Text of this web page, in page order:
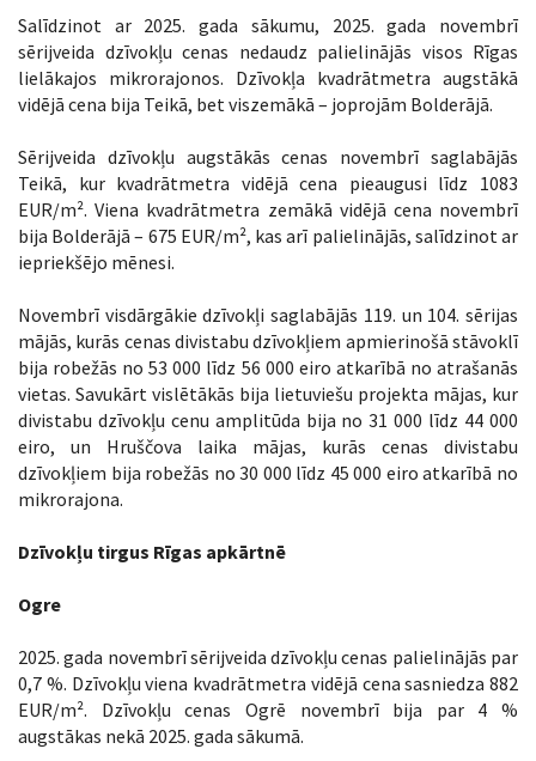
Salīdzinot ar 2025. gada sākumu, 2025. gada novembrī
sērijveida dzīvokļu cenas nedaudz palielinājās visos Rīgas
lielākajos mikrorajonos. Dzīvokļa kvadrātmetra augstākā
vidējā cena bija Teikā, bet viszemākā – joprojām Bolderājā.
Sērijveida dzīvokļu augstākās cenas novembrī saglabājās
Teikā, kur kvadrātmetra vidējā cena pieaugusi līdz 1083
EUR/m². Viena kvadrātmetra zemākā vidējā cena novembrī
bija Bolderājā – 675 EUR/m², kas arī palielinājās, salīdzinot ar
iepriekšējo mēnesi.
Novembrī visdārgākie dzīvokļi saglabājās 119. un 104. sērijas
mājās, kurās cenas divistabu dzīvokļiem apmierinošā stāvoklī
bija robežās no 53 000 līdz 56 000 eiro atkarībā no atrašanās
vietas. Savukārt vislētākās bija lietuviešu projekta mājas, kur
divistabu dzīvokļu cenu amplitūda bija no 31 000 līdz 44 000
eiro, un Hruščova laika mājas, kurās cenas divistabu
dzīvokļiem bija robežās no 30 000 līdz 45 000 eiro atkarībā no
mikrorajona.
Dzīvokļu tirgus Rīgas apkārtnē
Ogre
2025. gada novembrī sērijveida dzīvokļu cenas palielinājās par
0,7 %. Dzīvokļu viena kvadrātmetra vidējā cena sasniedza 882
EUR/m². Dzīvokļu cenas Ogrē novembrī bija par 4 %
augstākas nekā 2025. gada sākumā.